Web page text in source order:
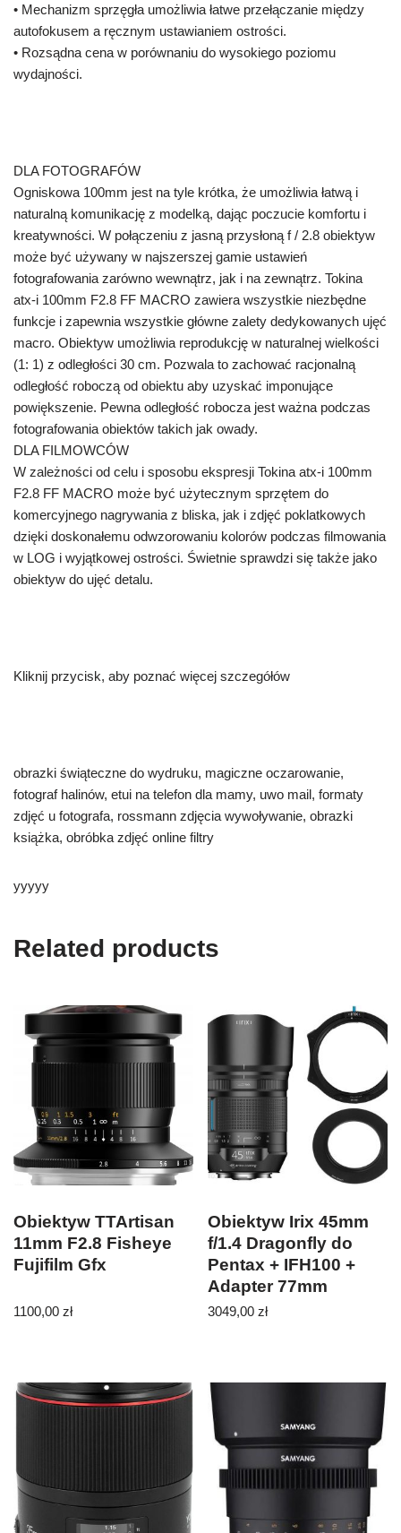
• Mechanizm sprzęgła umożliwia łatwe przełączanie między
autofokusem a ręcznym ustawianiem ostrości.
• Rozsądna cena w porównaniu do wysokiego poziomu
wydajności.
DLA FOTOGRAFÓW
Ogniskowa 100mm jest na tyle krótka, że ​​umożliwia łatwą i
naturalną komunikację z modelką, dając poczucie komfortu i
kreatywności. W połączeniu z jasną przysłoną f / 2.8 obiektyw
może być używany w najszerszej gamie ustawień
fotografowania zarówno wewnątrz, jak i na zewnątrz. Tokina
atx-i 100mm F2.8 FF MACRO zawiera wszystkie niezbędne
funkcje i zapewnia wszystkie główne zalety dedykowanych ujęć
macro. Obiektyw umożliwia reprodukcję w naturalnej wielkości
(1: 1) z odległości 30 cm. Pozwala to zachować racjonalną
odległość roboczą od obiektu aby uzyskać imponujące
powiększenie. Pewna odległość robocza jest ważna podczas
fotografowania obiektów takich jak owady.
DLA FILMOWCÓW
W zależności od celu i sposobu ekspresji Tokina atx-i 100mm
F2.8 FF MACRO może być użytecznym sprzętem do
komercyjnego nagrywania z bliska, jak i zdjęć poklatkowych
dzięki doskonałemu odwzorowaniu kolorów podczas filmowania
w LOG i wyjątkowej ostrości. Świetnie sprawdzi się także jako
obiektyw do ujęć detalu.
Kliknij przycisk, aby poznać więcej szczegółów
obrazki świąteczne do wydruku, magiczne oczarowanie,
fotograf halinów, etui na telefon dla mamy, uwo mail, formaty
zdjęć u fotografa, rossmann zdjęcia wywoływanie, obrazki
książka, obróbka zdjęć online filtry
yyyyy
Related products
Obiektyw TTArtisan
11mm F2.8 Fisheye
Fujifilm Gfx
1100,00 zł
Obiektyw Irix 45mm
f/1.4 Dragonfly do
Pentax + IFH100 +
Adapter 77mm
3049,00zł